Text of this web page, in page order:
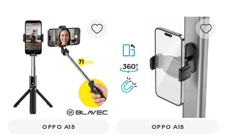
OPPO A15 OPPO A15